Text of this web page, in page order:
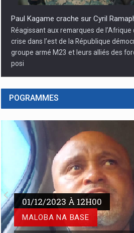
Paul Kagame crache sur Cyril
Réagissant aux remarques de
crise dans l’est de la République
groupe armé M23 et leurs alliés des
posi
Agression rwandaise dans la partie
RAPUCO suspend la grève en soutien
POGRAMMES
01/12/2023 À 12H00
MALOBA NA BASE